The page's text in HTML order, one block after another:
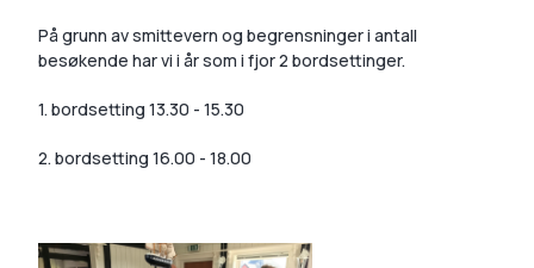
På grunn av smittevern og begrensninger i antall
besøkende har vi i år som i fjor 2 bordsettinger.
1. bordsetting 13.30 - 15.30
2. bordsetting 16.00 - 18.00